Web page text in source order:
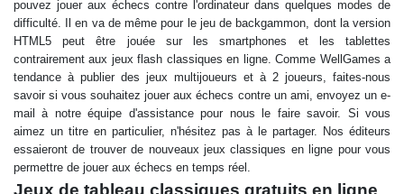
pouvez jouer aux échecs contre l'ordinateur dans quelques modes de
difficulté. Il en va de même pour le jeu de backgammon, dont la version
HTML5 peut être jouée sur les smartphones et les tablettes
contrairement aux jeux flash classiques en ligne. Comme WellGames a
tendance à publier des jeux multijoueurs et à 2 joueurs, faites-nous
savoir si vous souhaitez jouer aux échecs contre un ami, envoyez un e-
mail à notre équipe d'assistance pour nous le faire savoir. Si vous
aimez un titre en particulier, n'hésitez pas à le partager. Nos éditeurs
essaieront de trouver de nouveaux jeux classiques en ligne pour vous
permettre de jouer aux échecs en temps réel.
Jeux de tableau classiques gratuits en ligne